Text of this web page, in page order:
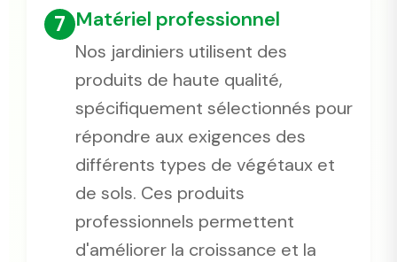
7 Matériel professionnel
Nos jardiniers utilisent des
produits de haute qualité,
spécifiquement sélectionnés pour
répondre aux exigences des
différents types de végétaux et
de sols. Ces produits
professionnels permettent
d'améliorer la croissance et la